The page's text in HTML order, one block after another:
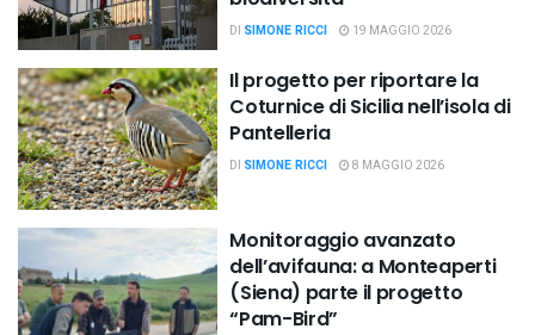
DI SIMONE RICCI 19 MAGGIO 2026
Il progetto per riportare la
Coturnice di Sicilia nell’isola di
Pantelleria
DI SIMONE RICCI 8 MAGGIO 2026
Monitoraggio avanzato
dell’avifauna: a Monteaperti
(Siena) parte il progetto
“Pam-Bird”